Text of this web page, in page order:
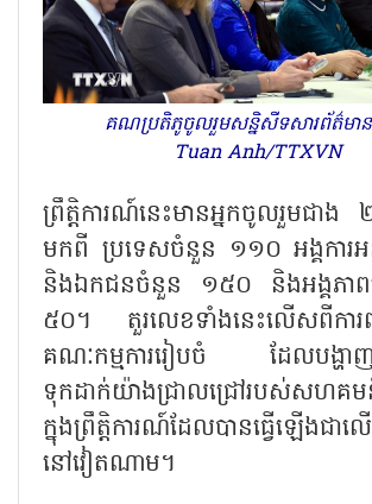
គណប្រតិភូចូលរួមសន្និសីទសារព័ត៌មា
Tuan Anh/TTXVN
ព្រឹត្តិការណ៍នេះមានអ្នកចូលរួមជា
មកពី ប្រទេសចំនួន ១១០ អង្គការអ
និងឯកជនចំនួន ១៥០ និងអង្គភាពស្រ
៥០។ តួរលេខទាំងនេះលើសពីការ
គណៈកម្មការរៀបចំ ដែលបង្ហាញ
ទុកដាក់យ៉ាងជ្រាលជ្រៅរបស់សហគមន៍
ក្នុងព្រឹត្តិការណ៍ដែលបានធ្វើឡើងជា
នៅវៀតណាម។